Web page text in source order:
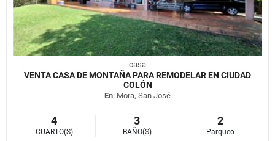
casa
VENTA CASA DE MONTAÑA PARA REMODELAR EN CIUDAD
COLÓN
En: Mora, San José
4
CUARTO(S)
3
BAÑO(S)
2
Parqueo